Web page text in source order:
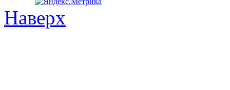
Наверх